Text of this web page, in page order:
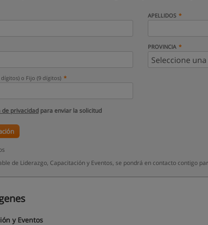
APELLIDOS
PROVINCIA
dígitos) o Fijo (9 dígitos)
de privacidad para enviar la solicitud
de Liderazgo, Capacitación y Eventos, se pondrá en contacto contigo
y Eventos